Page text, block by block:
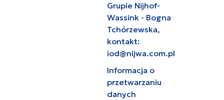
Grupie Nijhof-
Wassink - Bogna
Tchórzewska,
kontakt:
iod@nijwa.com.pl
Informacja o
przetwarzaniu
danych